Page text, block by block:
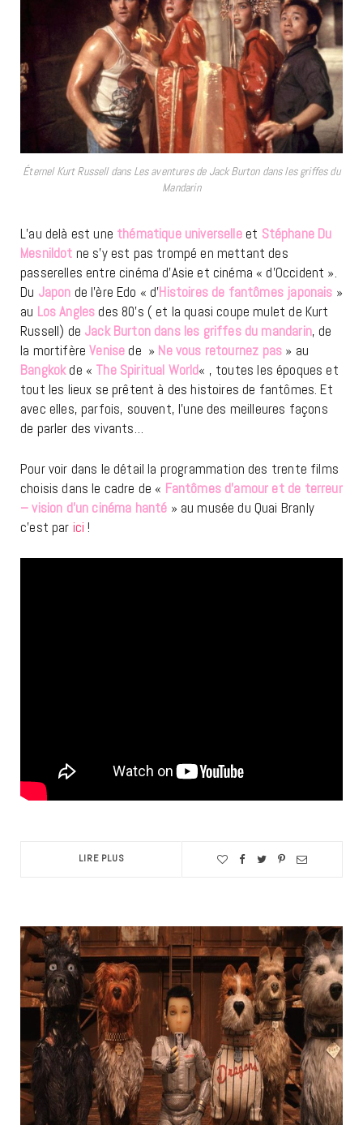
Éternel Kurt Russell dans Les aventures de Jack Burton dans les griffes du
Mandarin
L’au delà est une thématique universelleet Stéphane Du
Mesnildot ne s’y est pas trompé en mettant des
passerelles entre cinéma d’Asie et cinéma « d’Occident ».
Du Japon de l’ère Edo « d’Histoires de fantômes japonais »
au Los Angles des 80’s ( et la quasi coupe mulet de Kurt
Russell) de Jack Burton dans les griffes du mandarin, de
la mortifèreVenise de » Ne vous retournez pas » au
Bangkok de « The Spiritual World« , toutes les époques et
tout les lieux se prêtent à des histoires de fantômes. Et
avec elles, parfois, souvent, l’une des meilleures façons
de parler des vivants…
Pour voir dans le détail la programmation des trente films
choisis dans le cadre de « Fantômes d’amour et de terreur
– vision d’un cinéma hanté » au musée du Quai Branly
c’est par ici !
LIRE PLUS